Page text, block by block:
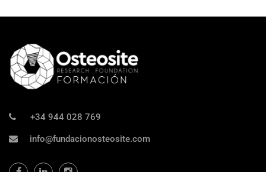
+34 944 028 769
info@fundacionosteosite.com